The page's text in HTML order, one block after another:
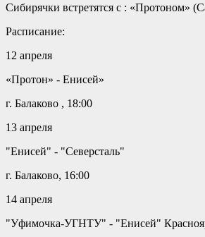
Сибирячки встретятся с : «Протоном»
Расписание:
12 апреля
«Протон» - Енисей»
г. Балаково , 18:00
13 апреля
"Енисей" - "Северсталь"
г. Балаково, 16:00
14 апреля
"Уфимочка-УГНТУ" - "Енисей"